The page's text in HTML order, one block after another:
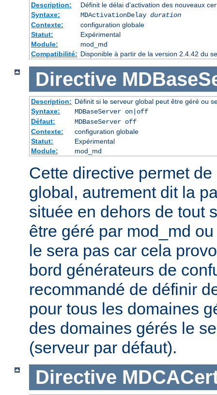
Description:
Définit le délai d'activation des nouveaux
Syntaxe:
MDActivationDelay duration
Contexte:
configuration globale
Statut:
Expérimental
Module:
mod_md
Compatibilité: Disponible à partir de la version 2.4.42 du
Directive
Description: Définit si le serveur global peut être géré ou
Syntaxe:
MDBaseServer on|off
Défaut:
MDBaseServer off
Contexte:
configuration globale
Statut:
Expérimental
Module:
mod_md
Cette directive permet
global, autrement dit la
située en dehors de tout
être géré par mod_md
le sera pas car cela
bord générateurs de
recommandé de définir
pour tous les domaines
des domaines gérés le
(serveur par défaut).
Directive